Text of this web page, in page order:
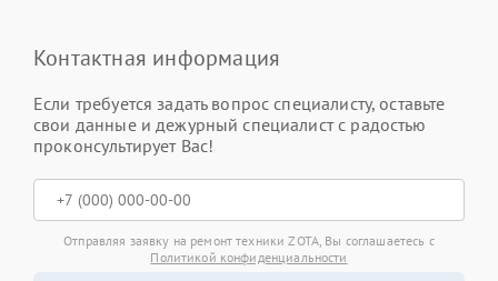
Контактная информация
Если требуется задать вопрос специалисту, оставьте
свои данные и дежурный специалист с радостью
проконсультирует Вас!
Отправляя заявку на ремонт техники ZOTA, Вы соглашаетесь с
Политикой конфиденциальности